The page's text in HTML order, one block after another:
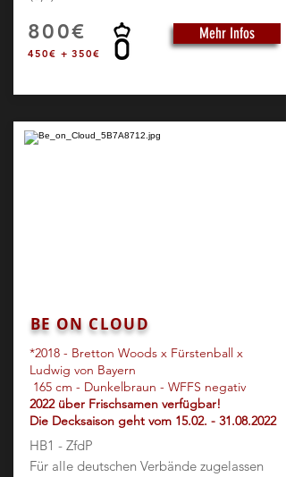
800€
450€ + 350€
Mehr Infos
BE ON CLOUD
*2018 - Bretton Woods x Fürstenball x
Ludwig von Bayern
165 cm - Dunkelbraun - WFFS negativ
2022 über Frischsamen verfügbar!
Die Decksaison geht vom 15.02. - 31.08.2022
HB1 - ZfdP
Für alle deutschen Verbände zugelassen